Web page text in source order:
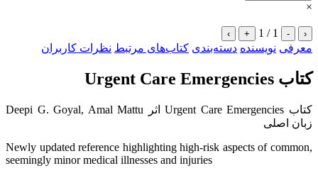
×
‹
-
1 / 1
+
›
معرفی نویسنده دسته‌بندی کتاب‌های مرتبط نظرات کاربران
کتاب Urgent Care Emergencies
کتاب Urgent Care Emergencies اثر Deepi G. Goyal, Amal Mattu
زبان اصلی
Newly updated reference highlighting high-risk aspects of common,
seemingly minor medical illnesses and injuries